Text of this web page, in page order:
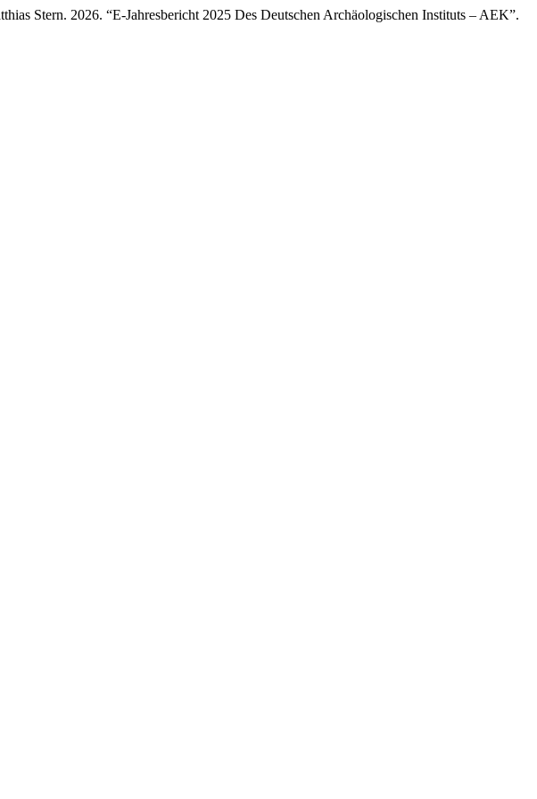
Stern. 2026. “E-Jahresbericht 2025 Des Deutschen Archäologischen Instituts – AEK”.